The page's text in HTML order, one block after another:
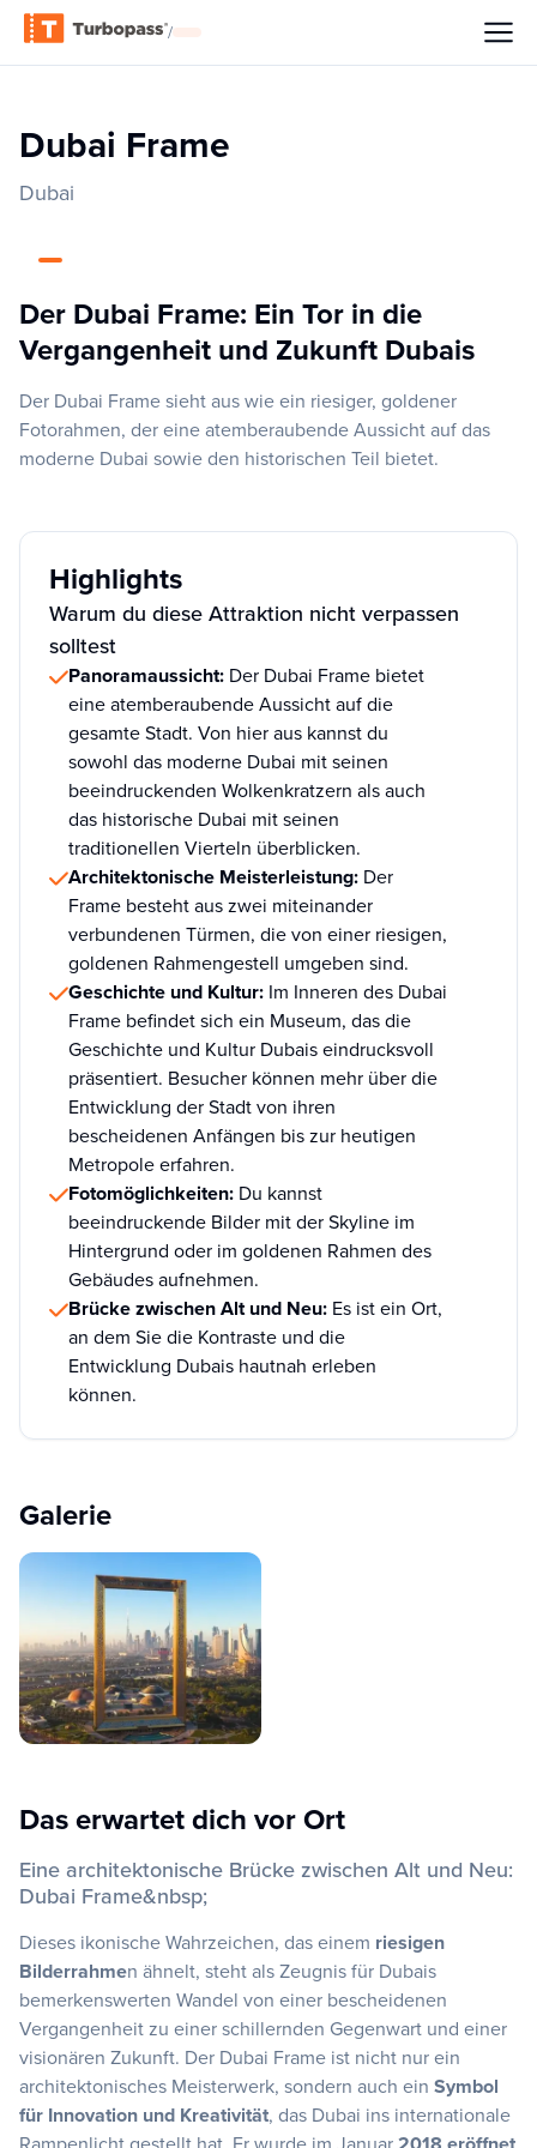
/
Dubai Frame
Dubai
Der Dubai Frame: Ein Tor in die
Vergangenheit und Zukunft Dubais
Der Dubai Frame sieht aus wie ein riesiger, goldener
Fotorahmen, der eine atemberaubende Aussicht auf das
moderne Dubai sowie den historischen Teil bietet.
Highlights
Warum du diese Attraktion nicht verpassen
solltest
Panoramaussicht: Der Dubai Frame bietet
eine atemberaubende Aussicht auf die
gesamte Stadt. Von hier aus kannst du
sowohl das moderne Dubai mit seinen
beeindruckenden Wolkenkratzern als auch
das historische Dubai mit seinen
traditionellen Vierteln überblicken.
Architektonische Meisterleistung: Der
Frame besteht aus zwei miteinander
verbundenen Türmen, die von einer riesigen,
goldenen Rahmengestell umgeben sind.
Geschichte und Kultur: Im Inneren des Dubai
Frame befindet sich ein Museum, das die
Geschichte und Kultur Dubais eindrucksvoll
präsentiert. Besucher können mehr über die
Entwicklung der Stadt von ihren
bescheidenen Anfängen bis zur heutigen
Metropole erfahren.
Fotomöglichkeiten: Du kannst
beeindruckende Bilder mit der Skyline im
Hintergrund oder im goldenen Rahmen des
Gebäudes aufnehmen.
Brücke zwischen Alt und Neu: Es ist ein Ort,
an dem Sie die Kontraste und die
Entwicklung Dubais hautnah erleben
können.
Galerie
Das erwartet dich vor Ort
Eine architektonische Brücke zwischen Alt und Neu:
Dubai Frame&nbsp;
Dieses ikonische Wahrzeichen, das einem riesigen
Bilderrahmen ähnelt, steht als Zeugnis für Dubais
bemerkenswerten Wandel von einer bescheidenen
Vergangenheit zu einer schillernden Gegenwart und einer
visionären Zukunft. Der Dubai Frame ist nicht nur ein
architektonisches Meisterwerk, sondern auch ein Symbol
für Innovation und Kreativität, das Dubai ins internationale